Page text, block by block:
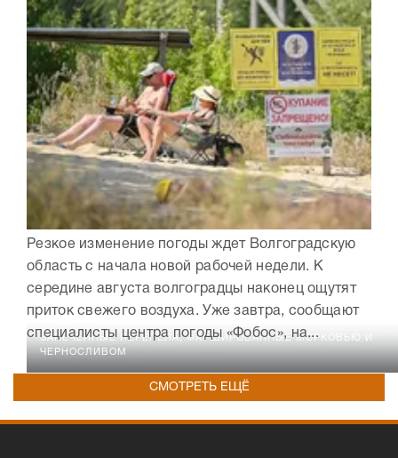
ЗАПЕЧЕННЫЕ ПЕРЕПЕЛА, ФАРШИРОВАННЫЕ МОРКОВЬЮ И
ЧЕРНОСЛИВОМ
Резкое изменение погоды ждет Волгоградскую
область с начала новой рабочей недели. К
середине августа волгоградцы наконец ощутят
приток свежего воздуха. Уже завтра, сообщают
специалисты центра погоды «Фобос», на...
СМОТРЕТЬ ЕЩЁ